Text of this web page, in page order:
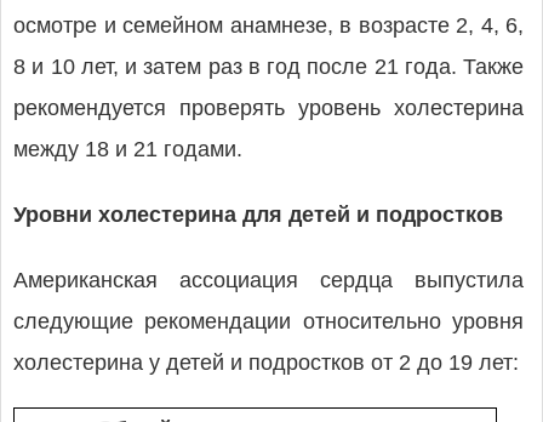
осмотре и семейном анамнезе, в возрасте 2, 4, 6,
8 и 10 лет, и затем раз в год после 21 года. Также
рекомендуется проверять уровень холестерина
между 18 и 21 годами.
Уровни холестерина для детей и подростков
Американская ассоциация сердца выпустила
следующие рекомендации относительно уровня
холестерина у детей и подростков от 2 до 19 лет: